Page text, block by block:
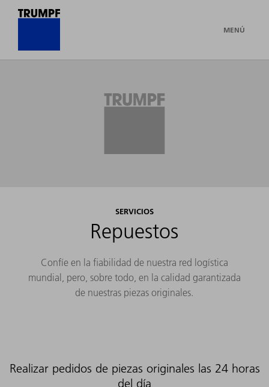
MENÚ
SERVICIOS
Repuestos
Confíe en la fiabilidad de nuestra red logística
mundial, pero, sobre todo, en la calidad garantizada
de nuestras piezas originales.
Realizar pedidos de piezas originales las 24 horas
del día